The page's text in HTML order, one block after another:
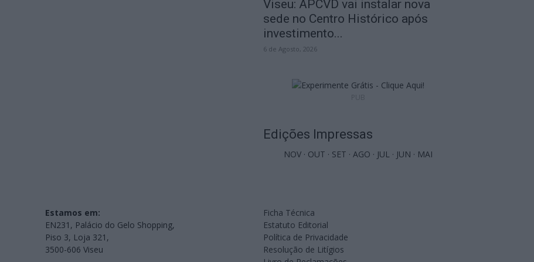
Viseu: APCVD vai instalar nova
sede no Centro Histórico após
investimento...
6 de Agosto, 2026
Edições Impressas
NOV · OUT · SET · AGO · JUL · JUN · MAI
Estamos em:
EN231, Palácio do Gelo Shopping,
Piso 3, Loja 321,
3500-606 Viseu
Ficha Técnica
Estatuto Editorial
Política de Privacidade
Resolução de Litígios